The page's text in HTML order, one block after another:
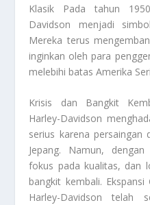
Klasik Pada tahun
Davidson menjadi
Mereka terus
inginkan oleh para
melebihi batas Amerika
Krisis dan Bangkit
Harley-Davidson
serius karena
Jepang. Namun,
fokus pada kualitas, dan
bangkit kembali.
Harley-Davidson telah